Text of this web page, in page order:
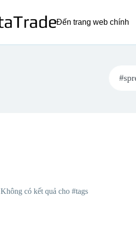
Đến trang web chính
Không có kết quả cho #tags